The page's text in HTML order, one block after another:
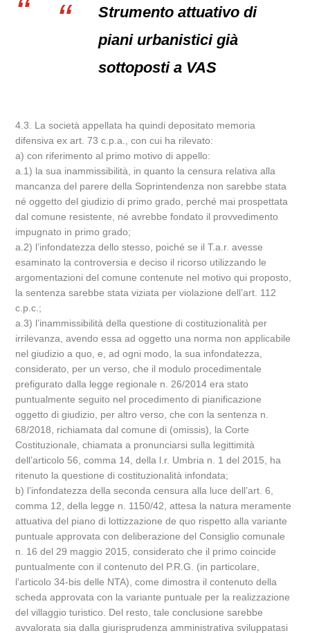
Strumento attuativo di
piani urbanistici già
sottoposti a VAS
4.3. La società appellata ha quindi depositato memoria
difensiva ex art. 73 c.p.a., con cui ha rilevato:
a) con riferimento al primo motivo di appello:
a.1) la sua inammissibilità, in quanto la censura relativa alla
mancanza del parere della Soprintendenza non sarebbe stata
né oggetto del giudizio di primo grado, perché mai prospettata
dal comune resistente, né avrebbe fondato il provvedimento
impugnato in primo grado;
a.2) l’infondatezza dello stesso, poiché se il T.a.r. avesse
esaminato la controversia e deciso il ricorso utilizzando le
argomentazioni del comune contenute nel motivo qui proposto,
la sentenza sarebbe stata viziata per violazione dell’art. 112
c.p.c.;
a.3) l’inammissibilità della questione di costituzionalità per
irrilevanza, avendo essa ad oggetto una norma non applicabile
nel giudizio a quo, e, ad ogni modo, la sua infondatezza,
considerato, per un verso, che il modulo procedimentale
prefigurato dalla legge regionale n. 26/2014 era stato
puntualmente seguito nel procedimento di pianificazione
oggetto di giudizio, per altro verso, che con la sentenza n.
68/2018, richiamata dal comune di (omissis), la Corte
Costituzionale, chiamata a pronunciarsi sulla legittimità
dell’articolo 56, comma 14, della l.r. Umbria n. 1 del 2015, ha
ritenuto la questione di costituzionalità infondata;
b) l’infondatezza della seconda censura alla luce dell’art. 6,
comma 12, della legge n. 1150/42, attesa la natura meramente
attuativa del piano di lottizzazione de quo rispetto alla variante
puntuale approvata con deliberazione del Consiglio comunale
n. 16 del 29 maggio 2015, considerato che il primo coincide
puntualmente con il contenuto del P.R.G. (in particolare,
l’articolo 34-bis delle NTA), come dimostra il contenuto della
scheda approvata con la variante puntuale per la realizzazione
del villaggio turistico. Del resto, tale conclusione sarebbe
avvalorata sia dalla giurisprudenza amministrativa sviluppatasi